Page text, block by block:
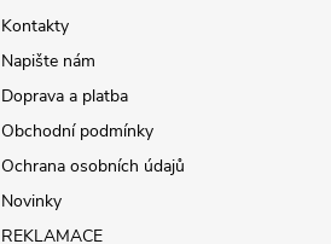
Kontakty
Napište nám
Doprava a platba
Obchodní podmínky
Ochrana osobních údajů
Novinky
REKLAMACE